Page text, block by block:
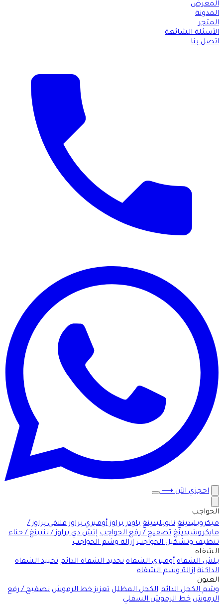
المعرض
المدونة
المتجر
الأسئلة الشائعة
اتصل بنا
احجزي الآن⟶
الحواجب
ميكروبلیدينغ نانوبليدينغ باودر براوز أومبري براوز فلافي براوز /
مايكروشيدينغ تصفيح / رفع الحواجب إتش دي براوز / تنتينغ / حناء
تنظيف وتشكيل الحواجب إزالة وشم الحواجب
الشفاه
بلش الشفاه أومبري الشفاه تحديد الشفاه الدائم تحييد الشفاه
الداكنة إزالة وشم الشفاه
العيون
وشم الكحل الدائم الكحل المظلل تعزيز خط الرموش تصفيح / رفع
الرموش خط الرموش السفلي